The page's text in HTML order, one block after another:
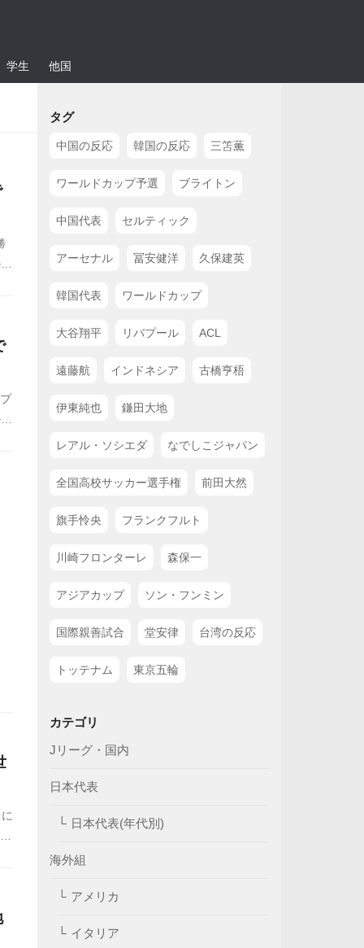
学生 他国
タグ
中国の反応 韓国の反応 三笘薫
ワールドカップ予選 ブライトン
中国代表 セルティック
アーセナル 冨安健洋 久保建英
韓国代表 ワールドカップ
大谷翔平 リバプール ACL
遠藤航 インドネシア 古橋亨梧
伊東純也 鎌田大地
レアル・ソシエダ なでしこジャパン
全国高校サッカー選手権 前田大然
旗手怜央 フランクフルト
川崎フロンターレ 森保一
アジアカップ ソン・フンミン
国際親善試合 堂安律 台湾の反応
トッテナム 東京五輪
カテゴリ
Jリーグ・国内
日本代表
日本代表(年代別)
海外組
アメリカ
イタリア